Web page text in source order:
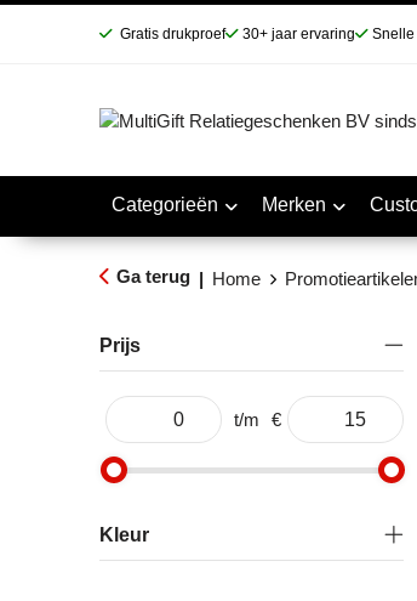
Gratis drukproef 30+ jaar ervaring Snelle
Categorieën Merken
Ga terug | Home
Prijs
t/m €
Kleur